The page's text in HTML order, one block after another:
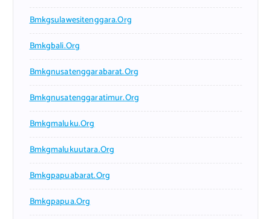
Bmkgsulawesitenggara.org
Bmkgbali.org
Bmkgnusatenggarabarat.org
Bmkgnusatenggaratimur.org
Bmkgmaluku.org
Bmkgmalukuutara.org
Bmkgpapuabarat.org
Bmkgpapua.org